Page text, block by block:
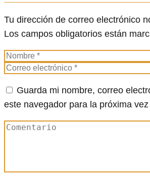
Tu dirección de correo electrónico
Los campos obligatorios están
Guarda mi nombre, correo
este navegador para la próxima